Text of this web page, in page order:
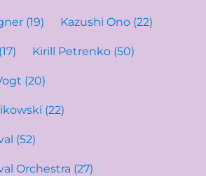
(19) Kazushi Ono (22)
(17) Kirill Petrenko (50)
(20)
(22)
(52)
Orchestra (27)